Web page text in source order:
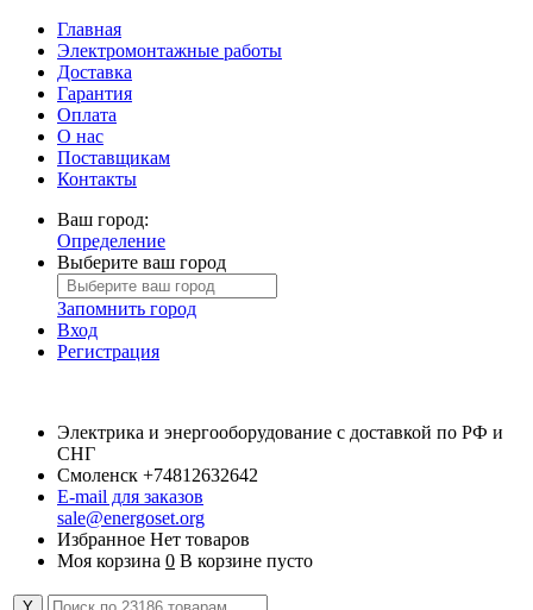
Главная
Электромонтажные работы
Доставка
Гарантия
Оплата
О нас
Поставщикам
Контакты
Ваш город:
Определение
Выберите ваш город
Запомнить город
Вход
Регистрация
Электрика и энергооборудование с доставкой по РФ и
СНГ
Смоленск +74812632642
E-mail для заказов
sale@energoset.org
Избранное Нет товаров
Моя корзина 0 В корзине пусто